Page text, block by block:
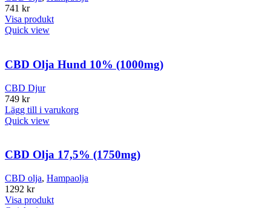
741 kr
Visa produkt
Quick view
CBD Olja Hund 10% (1000mg)
CBD Djur
749 kr
Lägg till i varukorg
Quick view
CBD Olja 17,5% (1750mg)
CBD olja, Hampaolja
1292 kr
Visa produkt